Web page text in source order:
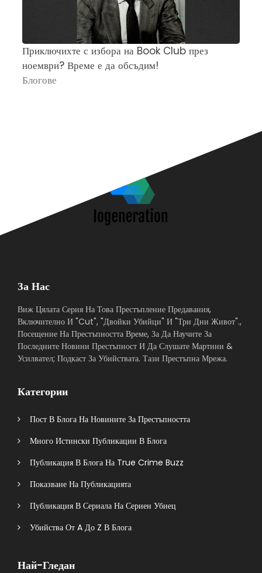
Приключихте с избора на Book Club през
ноември? Време е да обсъдим!
Блогове
За Нас
Виж Цялата Серия На Това Престъпление Предавания,
Включително И "Cut", "Двойки Убийци" И "Три Дни Живот".,
Посещение На Престъпността Време, За Да Научите За
Последните Новини Престъпност И Да Слушате Мартини &
Усилвател; Подкаст За Убийствата. Тази Престъпна Мрежа.
Категории
Пост В Блога На Новините За Престъпността
Много Истински Публикации В Блога
Публикация В Блога На True Crime Buzz
Показване На Публикацията
Публикация В Сериала На Сериен Убиец
Убийства От A До Z В Блога
Най-Гледан